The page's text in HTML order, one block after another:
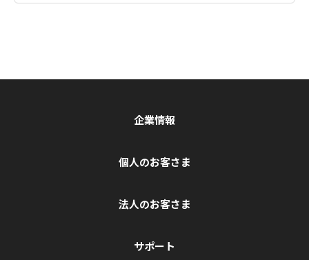
企業情報
個人のお客さま
法人のお客さま
サポート